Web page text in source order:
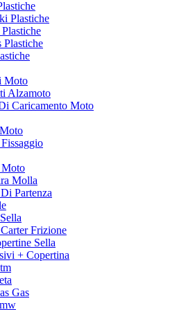
Plastiche
Plastiche
Moto
Alzamoto
Caricamento Moto
Molla
Partenza
Frizione
Sella
+ Copertina
Gas